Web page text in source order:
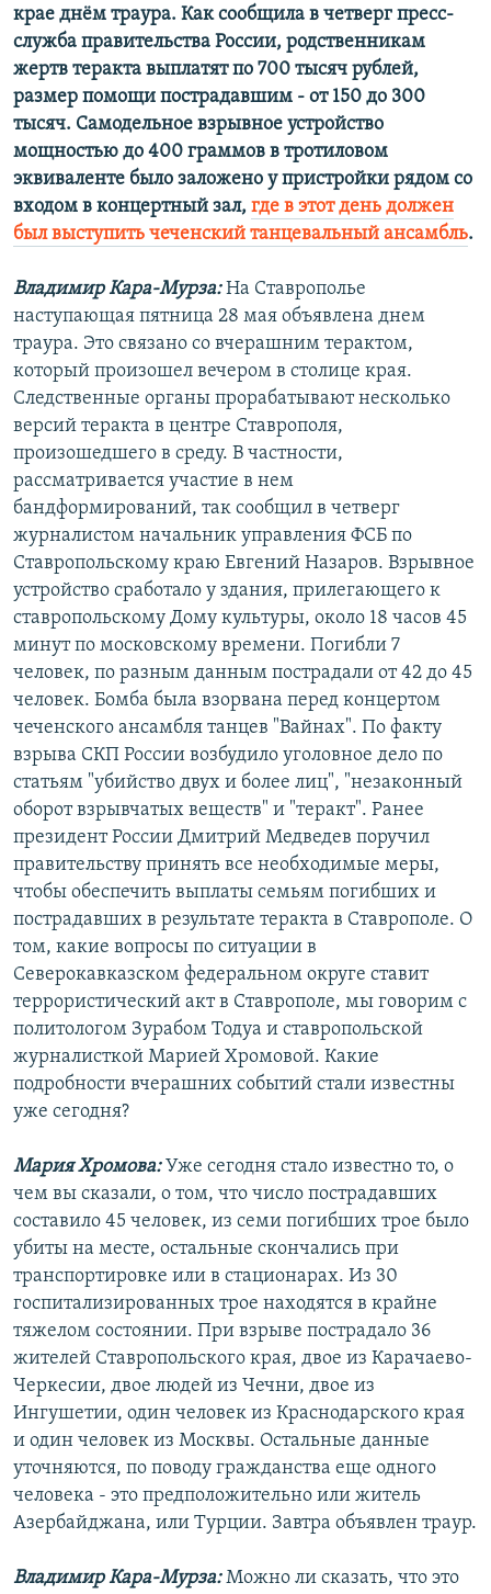
крае днём траура. Как сообщила в четверг пресс-
служба правительства России, родственникам
жертв теракта выплатят по 700 тысяч рублей,
размер помощи пострадавшим - от 150 до 300
тысяч. Самодельное взрывное устройство
мощностью до 400 граммов в тротиловом
эквиваленте было заложено у пристройки рядом со
входом в концертный зал, где в этот день должен
был выступить чеченский танцевальный ансамбль.
Владимир Кара-Мурза:На Ставрополье
наступающая пятница 28 мая объявлена днем
траура. Это связано со вчерашним терактом,
который произошел вечером в столице края.
Следственные органы прорабатывают несколько
версий теракта в центре Ставрополя,
произошедшего в среду. В частности,
рассматривается участие в нем
бандформирований, так сообщил в четверг
журналистом начальник управления ФСБ по
Ставропольскому краю Евгений Назаров. Взрывное
устройство сработало у здания, прилегающего к
ставропольскому Дому культуры, около 18 часов 45
минут по московскому времени. Погибли 7
человек, по разным данным пострадали от 42 до 45
человек. Бомба была взорвана перед концертом
чеченского ансамбля танцев "Вайнах". По факту
взрыва СКП России возбудило уголовное дело по
статьям "убийство двух и более лиц", "незаконный
оборот взрывчатых веществ" и "теракт". Ранее
президент России Дмитрий Медведев поручил
правительству принять все необходимые меры,
чтобы обеспечить выплаты семьям погибших и
пострадавших в результате теракта в Ставрополе. О
том, какие вопросы по ситуации в
Северокавказском федеральном округе ставит
террористический акт в Ставрополе, мы говорим с
политологом Зурабом Тодуа и ставропольской
журналисткой Марией Хромовой. Какие
подробности вчерашних событий стали известны
уже сегодня?
Мария Хромова: Уже сегодня стало известно то, о
чем вы сказали, о том, что число пострадавших
составило 45 человек, из семи погибших трое было
убиты на месте, остальные скончались при
транспортировке или в стационарах. Из 30
госпитализированных трое находятся в крайне
тяжелом состоянии. При взрыве пострадало 36
жителей Ставропольского края, двое из Карачаево-
Черкесии, двое людей из Чечни, двое из
Ингушетии, один человек из Краснодарского края
и один человек из Москвы. Остальные данные
уточняются, по поводу гражданства еще одного
человека - это предположительно или житель
Азербайджана, или Турции. Завтра объявлен траур.
Владимир Кара-Мурза:Можно ли сказать, что это